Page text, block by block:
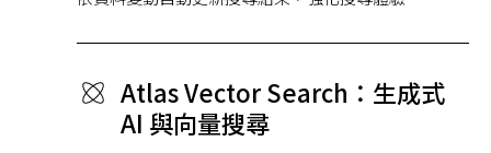
Atlas Vector Search：生成式
AI 與向量搜尋